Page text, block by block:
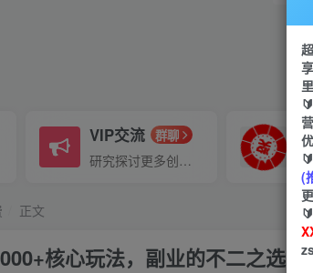
VIP交流 群聊
研究探讨更多创业项目路子。
正文
核心玩法，副业的不二之选，
(
🔰